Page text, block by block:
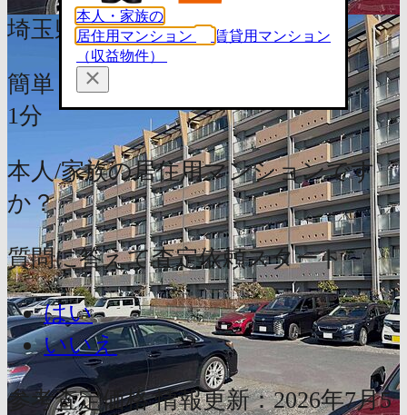
埼玉県和光市南1丁目21-82
簡単
1分
本人/家族の居住用マンションです
か？
質問に答えて査定依頼スタート
はい
いいえ
参考査定価格 情報更新：2026年7月5
本人・家族の
居住用マンション
賃貸用マンション
（収益物件）